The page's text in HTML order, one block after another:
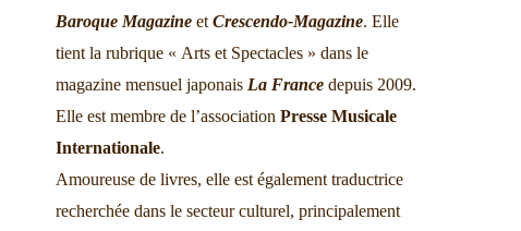
Baroque Magazine et Crescendo-Magazine. Elle
tient la rubrique « Arts et Spectacles » dans le
magazine mensuel japonais La France depuis 2009.
Elle est membre de l’association Presse Musicale
Internationale.
Amoureuse de livres, elle est également traductrice
recherchée dans le secteur culturel, principalement